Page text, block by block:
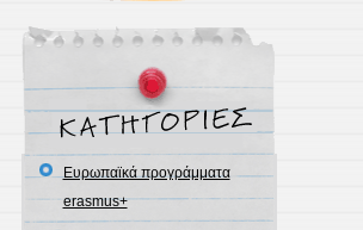
Eυρωπαϊκά προγράμματα
erasmus+